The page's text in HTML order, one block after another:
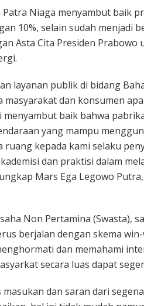
Patra Niaga menyambut baik
10%, selain sudah menjadi
Asta Cita Presiden Prabowo
layanan publik di bidang
masyarakat dan konsumen
baik bahwa
yang mampu
kepada kami selaku
dan praktisi dalam
Mars Ega Legowo
Non Pertamina (Swasta),
berjalan dengan skema
dan memahami
secara luas dapat
dan saran dari